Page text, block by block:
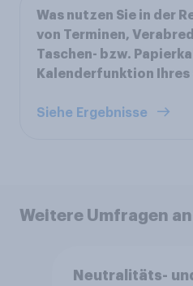
Was nutzen Sie in der
von Terminen,
Taschen- bzw.
Kalenderfunktion Ihres
Siehe Ergebnisse
Weitere Umfragen
Neutralitäts-